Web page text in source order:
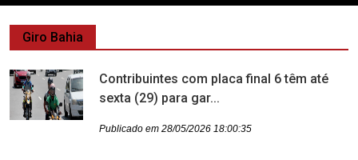
Giro Bahia
Contribuintes com placa final 6 têm até
sexta (29) para gar...
Publicado em 28/05/2026 18:00:35